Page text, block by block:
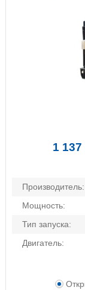
Производитель:
Мощность:
Тип запуска:
Двигатель:
1 137